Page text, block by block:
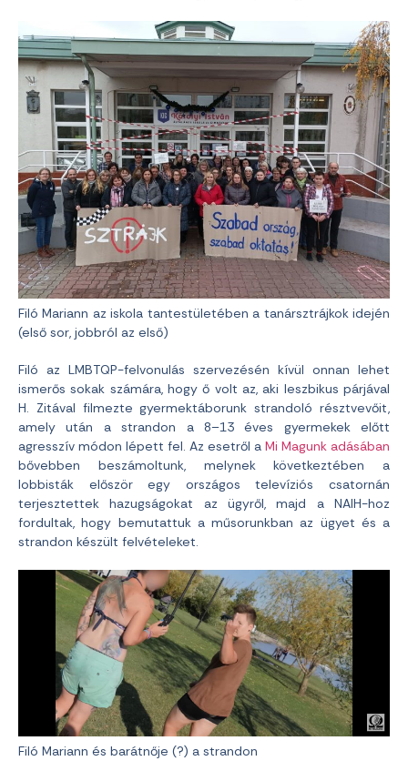
Filó Mariann az iskola tantestületében a tanársztrájkok idején
(első sor, jobbról az első)
Filó az LMBTQP-felvonulás szervezésén kívül onnan lehet
ismerős sokak számára, hogy ő volt az, aki leszbikus párjával
H. Zitával filmezte gyermektáborunk strandoló résztvevőit,
amely után a strandon a 8–13 éves gyermekek előtt
agresszív módon lépett fel. Az esetről a Mi Magunk adásában
bővebben beszámoltunk, melynek következtében a
lobbisták először egy országos televíziós csatornán
terjesztettek hazugságokat az ügyről, majd a NAIH-hoz
fordultak, hogy bemutattuk a műsorunkban az ügyet és a
strandon készült felvételeket.
Filó Mariann és barátnője (?) a strandon